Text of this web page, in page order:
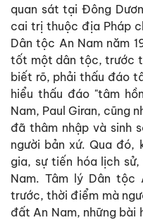
quan sát tại Đông
cai trị thuộc địa Pháp
Dân tộc An Nam năm
tốt một dân tộc, trước
biết rõ, phải thấu đáo
hiểu thấu đáo "tâm
Nam, Paul Giran, cũng
đã thâm nhập và sinh
người bản xứ. Qua đó,
gia, sự tiến hóa lịch
Nam. Tâm lý Dân tộc
trước, thời điểm mà
đất An Nam, những bài